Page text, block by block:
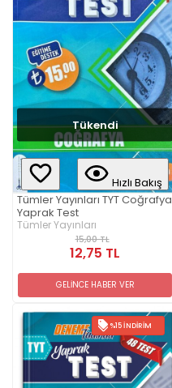
Tükendi
Hızlı Bakış
Tümler Yayınları TYT Coğrafya
Yaprak Test
Tümler Yayınları
15,00 TL
12,75 TL
GELİNCE HABER VER
%15 İNDIRIM